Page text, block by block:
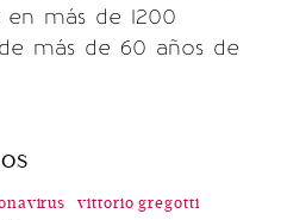
más de 1200
más de 60 años de
vittorio gregotti